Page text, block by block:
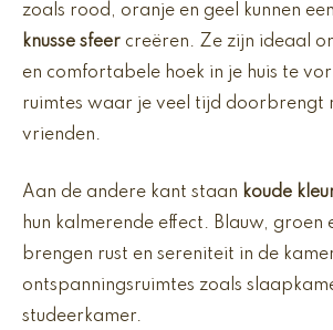
zoals rood, oranje en geel kunnen
knusse sfeer creëren. Ze zijn ideaal
en comfortabele hoek in je huis te
ruimtes waar je veel tijd doorbrengt
vrienden.
Aan de andere kant staan koude
hun kalmerende effect. Blauw, groen
brengen rust en sereniteit in de
ontspanningsruimtes zoals
studeerkamer.